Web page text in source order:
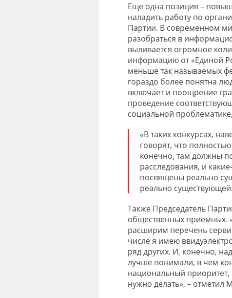
Еще одна позиция –
наладить работу по
Партии. В современном
разобраться в
выливается огромное
информацию от «Единой
меньше так называемых
гораздо болеепонятна
включает и поощрение
проведение
социальной
«В таких конкурсах,
говорят, что
конечно, там должны
расследования, и
посвящены реально
реально
Также Председатель
общественных приемных.
расширим перечень
числе я имею ввиду
ряд других. И, конечно,
лучше понимали, в чем
национальный приоритет,
нужно делать», – отметил